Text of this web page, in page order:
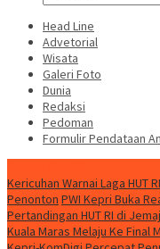
Head Line
Advetorial
Wisata
Galeri Foto
Dunia
Redaksi
Pedoman
Formulir Pendataan
Kericuhan Warnai Laga HUT
Penonton PWI Kepri Buka
Pertandingan HUT RI di
Kuala Maras Melaju Ke Final